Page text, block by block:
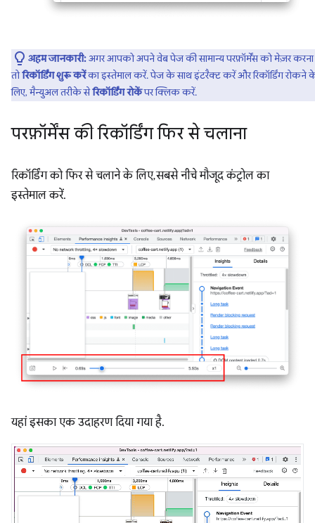
अहम जानकारी:अगर आपको अपने वेब पेज की सामान्य परफ़ॉर्मेंस को मेज़र
तोरिकॉर्डिंग शुरू करेंका इस्तेमाल करें. पेज के साथ इंटरैक्ट करें और रिकॉर्डिंग रोकने
लिए, मैन्युअल तरीके सेरिकॉर्डिंग रोकेंपर क्लिक करें.
परफ़ॉर्मेंस की रिकॉर्डिंग फिर से चलाना
रिकॉर्डिंग को फिर से चलाने के लिए, सबसे नीचे मौजूद कंट्रोल का
इस्तेमाल करें.
यहां इसका एक उदाहरण दिया गया है.